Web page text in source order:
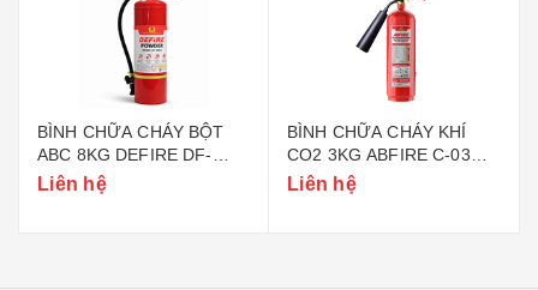
BÌNH CHỮA CHÁY BỘT
ABC 8KG DEFIRE DF-
ABC8 (BỘ CÔNG AN)
Liên hệ
BÌNH CHỮA CHÁY KHÍ
CO2 3KG ABFIRE C-03
(TEM BỘ CÔNG AN)
Liên hệ